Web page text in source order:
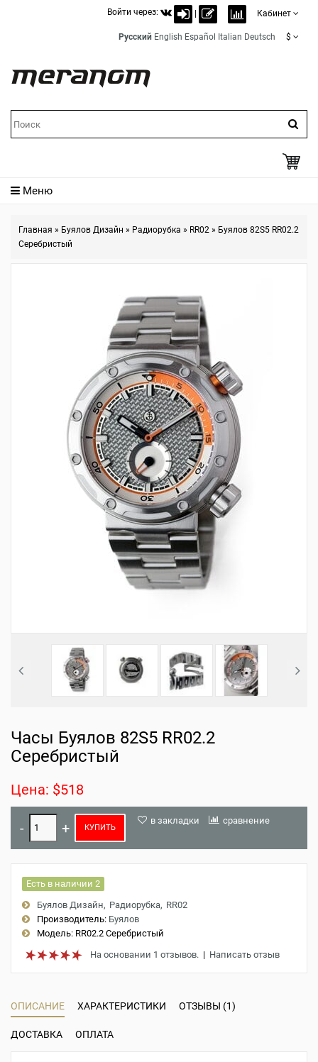
Войти через: Кабинет
Русский English Español Italian Deutsch $
Меню
Главная » Буялов Дизайн » Радиорубка » RR02 » Буялов 82S5 RR02.2
Серебристый
Часы Буялов 82S5 RR02.2
Серебристый
Цена: $518
КУПИТЬ
в закладки сравнение
Есть в наличии 2
Буялов Дизайн
Радиорубка RR02
Производитель: Буялов
Модель: RR02.2 Серебристый
На основании 1 отзывов. | Написать отзыв
ОПИСАНИЕ ХАРАКТЕРИСТИКИ ОТЗЫВЫ (1)
ДОСТАВКА ОПЛАТА